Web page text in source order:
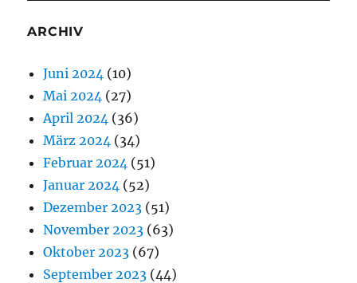
ARCHIV
Juni 2024 (10)
Mai 2024 (27)
April 2024 (36)
März 2024 (34)
Februar 2024 (51)
Januar 2024 (52)
Dezember 2023 (51)
November 2023 (63)
Oktober 2023 (67)
September 2023 (44)